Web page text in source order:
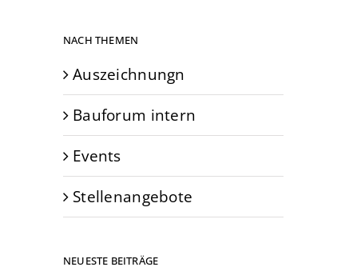
NACH THEMEN
Auszeichnungn
Bauforum intern
Events
Stellenangebote
NEUESTE BEITRÄGE